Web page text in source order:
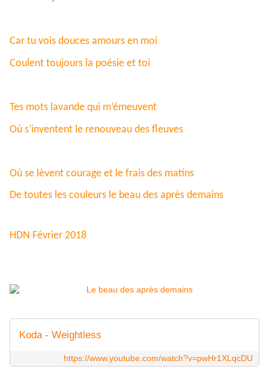
Car tu vois douces amours en moi
Coulent toujours la poésie et toi
Tes mots lavande qui m’émeuvent
Où s’inventent le renouveau des fleuves
Où se lèvent courage et le frais des matins
De toutes les couleurs le beau des après demains
HDN Février 2018
Koda - Weightless
https://www.youtube.com/watch?v=pwHr1XLqcDU